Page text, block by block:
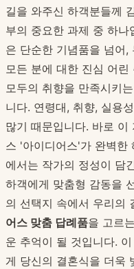
길을 와주신 하객분들께
부의 중요한 과제 중 하나
은 단순한 기념품을 넘어
모든 분에 대한 진심 어
모두의 취향을 만족시키
니다. 연령대, 취향, 실용
많기 때문입니다. 바로 이
스 '아이디어스'가 완벽한
에서는 작가의 정성이 담
하객에게 맞춤형 감동을
의 선택지 속에서 우리의
어스 맞춤 답례품을 고르
운 추억이 될 것입니다.
게 당신의 결혼식을 더욱